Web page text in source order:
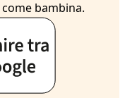
bambina.